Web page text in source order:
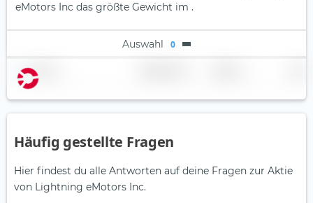
eMotors Inc das größte Gewicht im .
Auswahl 0
Name
Häufig gestellte Fragen
Hier findest du alle Antworten auf deine Fragen zur Aktie
von Lightning eMotors Inc.